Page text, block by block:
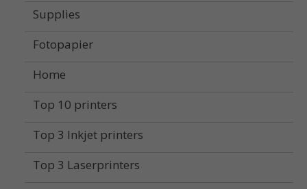
Supplies
Fotopapier
Home
Top 10 printers
Top 3 Inkjet printers
Top 3 Laserprinters